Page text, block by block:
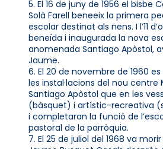
5. El 16 de juny de 1956 el bisbe
Solà Farell beneeix la primera
escolar destinat als nens. I l’11
beneïda i inaugurada la nova
anomenada Santiago Apòstol,
Jaume.
6. El 20 de novembre de 1960
les instal·lacions del nou centre
Santiago Apòstol que en les
(bàsquet) i artístic-recreativa
i completaran la funció de
pastoral de la parròquia.
7. El 25 de juliol del 1968 va